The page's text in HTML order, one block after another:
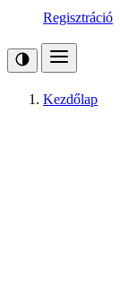
Regisztráció
Kezdőlap